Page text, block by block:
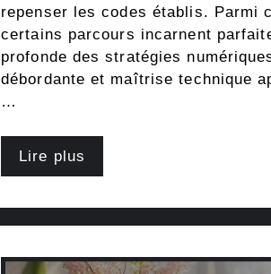
repenser les codes établis. Parmi
certains parcours incarnent
profonde des stratégies
débordante et maîtrise technique
…
Lire plus